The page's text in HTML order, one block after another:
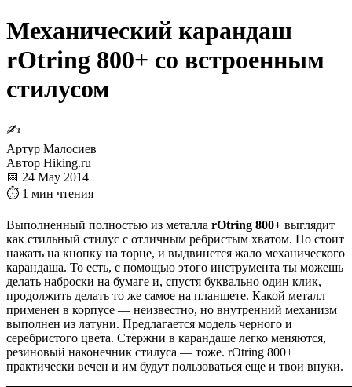
Механический карандаш
rOtring 800+ со встроенным
стилусом
✍
Артур Малосиев
Автор Hiking.ru
📅 24 May 2014
⏱ 1 мин чтения
Выполненный полностью из металла rOtring 800+ выглядит
как стильный стилус с отличным ребристым хватом. Но стоит
нажать на кнопку на торце, и выдвинется жало механического
карандаша. То есть, с помощью этого инструмента ты можешь
делать наброски на бумаге и, спустя буквально один клик,
продолжить делать то же самое на планшете. Какой металл
применен в корпусе — неизвестно, но внутренний механизм
выполнен из латуни. Предлагается модель черного и
серебристого цвета. Стержни в карандаше легко меняются,
резиновый наконечник стилуса — тоже. rOtring 800+
практически вечен и им будут пользоваться еще и твои внуки.